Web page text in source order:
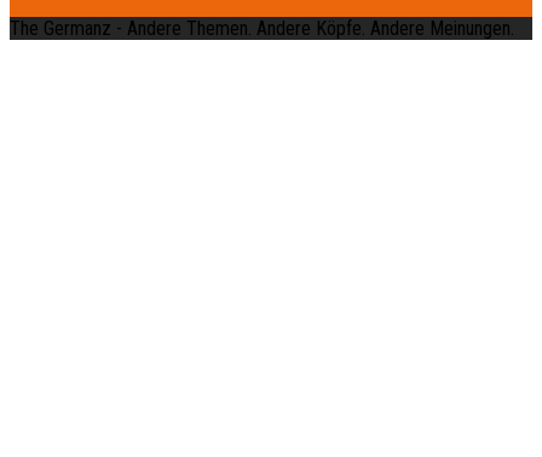
The Germanz - Andere Themen. Andere Köpfe. Andere Meinungen.